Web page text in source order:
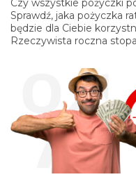
Czy wszystkie pożyczki
Sprawdź, jaka pożyczka
będzie dla Ciebie
Rzeczywista roczna